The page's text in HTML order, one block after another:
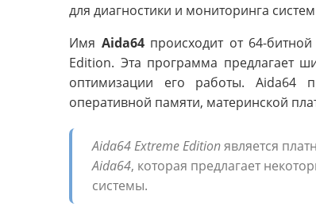
для диагностики и мониторинга
Имя Aida64происходит от 64-
Edition. Эта программа предлагает
оптимизации его работы. Aida64
оперативной памяти, материнской
Aida64 Extreme Editionявляется
Aida64, которая предлагает
системы.